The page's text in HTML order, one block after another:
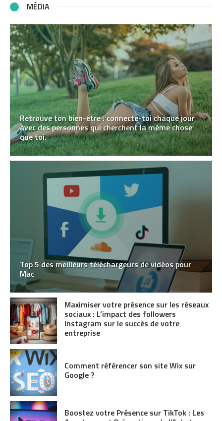
MÉDIA
Retrouve ton bien-être : connecte-toi chaque jour
avec des personnes qui cherchent la même chose
que toi.
Top 5 des meilleurs téléchargeurs de vidéos pour
Mac
Maximiser votre présence sur les réseaux
sociaux : L’impact des followers
Instagram sur le succès de votre
entreprise
Comment référencer son site Wix sur
Google ?
Boostez votre Présence sur TikTok : Les